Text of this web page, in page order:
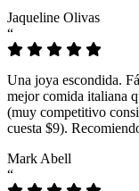
Jaqueline Olivas
“
Una joya escondida.
mejor comida italiana
(muy competitivo
cuesta $9).
Mark Abell
“